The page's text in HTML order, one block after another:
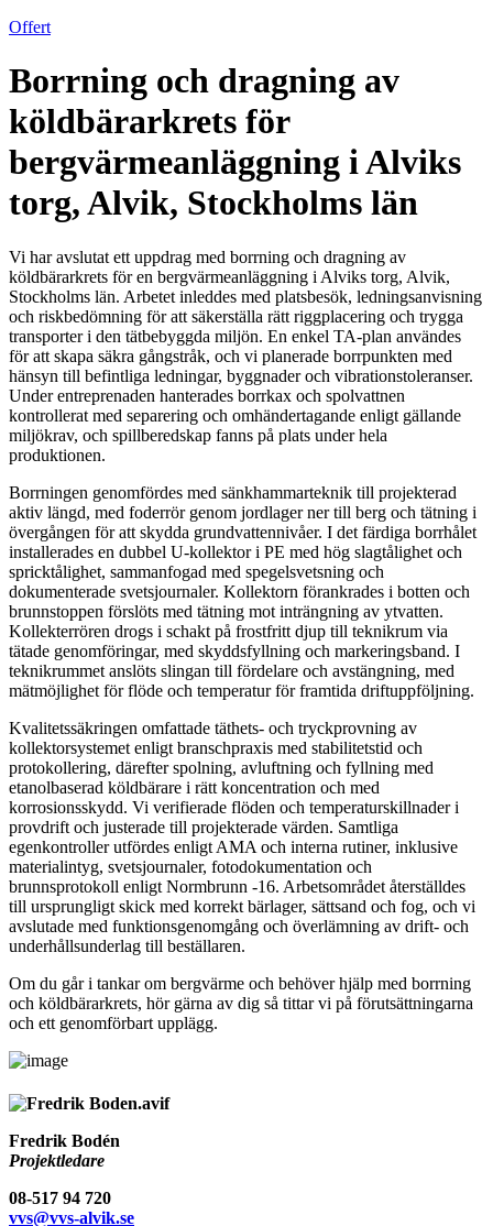
Offert
Borrning och dragning av
köldbärarkrets för
bergvärmeanläggning i Alviks
torg, Alvik, Stockholms län
Vi har avslutat ett uppdrag med borrning och dragning av
köldbärarkrets för en bergvärmeanläggning i Alviks torg, Alvik,
Stockholms län. Arbetet inleddes med platsbesök, ledningsanvisning
och riskbedömning för att säkerställa rätt riggplacering och trygga
transporter i den tätbebyggda miljön. En enkel TA-plan användes
för att skapa säkra gångstråk, och vi planerade borrpunkten med
hänsyn till befintliga ledningar, byggnader och vibrationstoleranser.
Under entreprenaden hanterades borrkax och spolvattnen
kontrollerat med separering och omhändertagande enligt gällande
miljökrav, och spillberedskap fanns på plats under hela
produktionen.
Borrningen genomfördes med sänkhammarteknik till projekterad
aktiv längd, med foderrör genom jordlager ner till berg och tätning i
övergången för att skydda grundvattennivåer. I det färdiga borrhålet
installerades en dubbel U-kollektor i PE med hög slagtålighet och
spricktålighet, sammanfogad med spegelsvetsning och
dokumenterade svetsjournaler. Kollektorn förankrades i botten och
brunnstoppen förslöts med tätning mot inträngning av ytvatten.
Kollekterrören drogs i schakt på frostfritt djup till teknikrum via
tätade genomföringar, med skyddsfyllning och markeringsband. I
teknikrummet anslöts slingan till fördelare och avstängning, med
mätmöjlighet för flöde och temperatur för framtida driftuppföljning.
Kvalitetssäkringen omfattade täthets- och tryckprovning av
kollektorsystemet enligt branschpraxis med stabilitetstid och
protokollering, därefter spolning, avluftning och fyllning med
etanolbaserad köldbärare i rätt koncentration och med
korrosionsskydd. Vi verifierade flöden och temperaturskillnader i
provdrift och justerade till projekterade värden. Samtliga
egenkontroller utfördes enligt AMA och interna rutiner, inklusive
materialintyg, svetsjournaler, fotodokumentation och
brunnsprotokoll enligt Normbrunn -16. Arbetsområdet återställdes
till ursprungligt skick med korrekt bärlager, sättsand och fog, och vi
avslutade med funktionsgenomgång och överlämning av drift- och
underhållsunderlag till beställaren.
Om du går i tankar om bergvärme och behöver hjälp med borrning
och köldbärarkrets, hör gärna av dig så tittar vi på förutsättningarna
och ett genomförbart upplägg.
Fredrik Bodén
Projektledare
08-517 94 720
vvs@vvs-alvik.se